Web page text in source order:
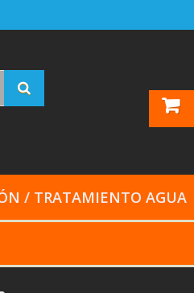
/ TRATAMIENTO AGUA